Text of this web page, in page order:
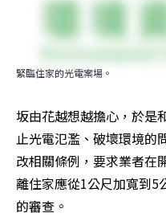
緊臨住家的光電案場。
坂由花越想越擔心，於是
止光電氾濫、破壞環境的
改相關條例，要求業者在
離住家應從1公尺加寬到5
的審查。